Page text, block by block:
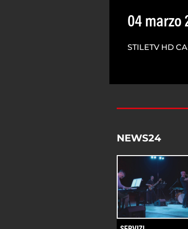
04 marzo
STILETV HD
NEWS24